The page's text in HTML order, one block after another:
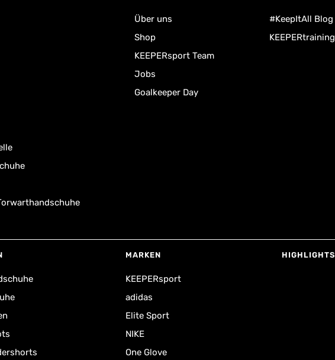
Über uns
Shop
KEEPERsport Team
Jobs
Goalkeeper Day
#KeepItAll Blog
KEEPERtraining
MARKEN
KEEPERsport
adidas
Elite Sport
NIKE
One Glove
HIGHLIGHTS